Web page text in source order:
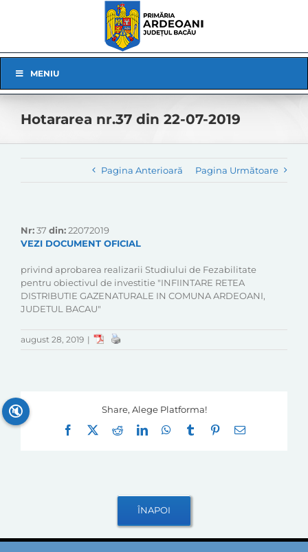
Navigation
MENIU
Hotararea nr.37 din 22-07-2019
Pagina Anterioară Pagina Următoare
Nr:37 din:22072019
VEZI DOCUMENT OFICIAL
privind aprobarea realizarii Studiului de Fezabilitate
pentru obiectivul de investitie "INFIINTARE RETEA
DISTRIBUTIE GAZENATURALE IN COMUNA ARDEOANI,
JUDETUL BACAU"
august 28, 2019 |
Share, Alege Platforma!
Facebook
RedditLinkedInWhatsApp
Tumblr Pinterest
E-
🔇